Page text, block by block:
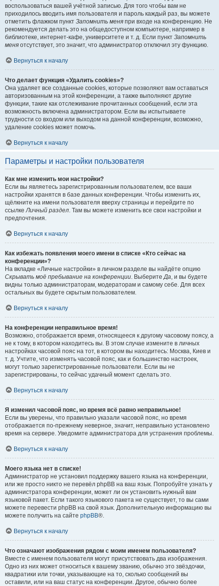
воспользоваться вашей учётной записью. Для того чтобы вам не
приходилось вводить имя пользователя и пароль каждый раз, вы можете
отметить флажком пункт Запомнить меня при входе на конференцию. Не
рекомендуется делать это на общедоступном компьютере, например в
библиотеке, интернет-кафе, университете и т. д. Если пункт Запомнить
меня отсутствует, это значит, что администратор отключил эту функцию.
Вернуться к началу
Что делает функция «Удалить cookies»?
Она удаляет все созданные cookies, которые позволяют вам оставаться
авторизованным на этой конференции, а также выполняют другие
функции, такие как отслеживание прочитанных сообщений, если эта
возможность включена администратором. Если вы испытываете
трудности со входом или выходом на данной конференции, возможно,
удаление cookies может помочь.
Вернуться к началу
Параметры и настройки пользователя
Как мне изменить мои настройки?
Если вы являетесь зарегистрированным пользователем, все ваши
настройки хранятся в базе данных конференции. Чтобы изменить их,
щёлкните на имени пользователя вверху страницы и перейдите по
ссылкеЛичный раздел. Там вы можете изменить все свои настройки и
предпочтения.
Вернуться к началу
Как избежать появления моего имени в списке «Кто сейчас на
конференции»?
На вкладке «Личные настройки» в личном разделе вы найдёте опцию
Скрывать моё пребывание на конференции. ВыберитеДа, и вы будете
видны только администраторам, модераторам и самому себе. Для всех
остальных вы будете скрытым пользователем.
Вернуться к началу
На конференции неправильное время!
Возможно, отображается время, относящееся к другому часовому поясу, а
не к тому, в котором находитесь вы. В этом случае измените в личных
настройках часовой пояс на тот, в котором вы находитесь: Москва, Киев и
т. д. Учтите, что изменять часовой пояс, как и большинство настроек,
могут только зарегистрированные пользователи. Если вы не
зарегистрированы, то сейчас удачный момент сделать это.
Вернуться к началу
Я изменил часовой пояс, но время всё равно неправильное!
Если вы уверены, что правильно указали часовой пояс, но время
отображается по-прежнему неверное, значит, неправильно установлено
время на сервере. Уведомите администратора для устранения проблемы.
Вернуться к началу
Моего языка нет в списке!
Администратор не установил поддержку вашего языка на конференции,
или же просто никто не перевёл phpBB на ваш язык. Попробуйте узнать у
администратора конференции, может ли он установить нужный вам
языковой пакет. Если такого языкового пакета не существует, то вы сами
можете перевести phpBB на свой язык. Дополнительную информацию вы
можете получить на сайте phpBB®.
Вернуться к началу
Что означают изображения рядом с моим именем пользователя?
Вместе с именем пользователя могут присутствовать два изображения.
Одно из них может относиться к вашему званию, обычно это звёздочки,
квадратики или точки, указывающие на то, сколько сообщений вы
оставили, или на ваш статус на конференции. Другое, обычно более